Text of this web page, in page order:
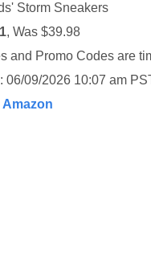
Storm Sneakers
, Was $39.98
and Promo Codes are
06/09/2026 10:07 am
Amazon